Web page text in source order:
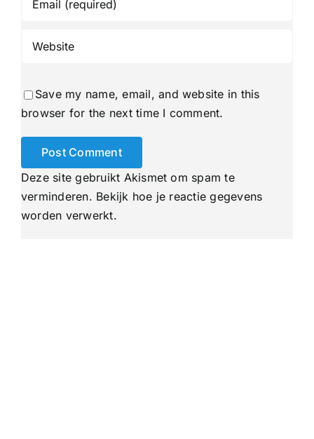
Save my name, email, and website in this
browser for the next time I comment.
Deze site gebruikt Akismet om spam te
verminderen. Bekijk hoe je reactie gegevens
worden verwerkt.